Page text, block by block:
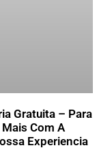
Gratuita – Para
Com A
Experiencia